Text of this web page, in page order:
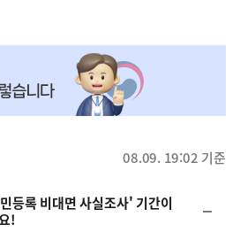
08.09. 19:02 기준
등록 비대면 사실조사' 기간이
!